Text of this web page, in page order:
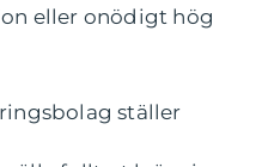
eller onödigt hög
ställer